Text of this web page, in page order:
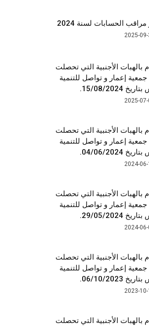
مراقب الحسابات لسنة 2024
بالهبات الأجنبية التي تحصلت
جمعية إعمار و تواصل للتنمية
15/08/2024.
بالهبات الأجنبية التي تحصلت
جمعية إعمار و تواصل للتنمية
04/06/2024.
بالهبات الأجنبية التي تحصلت
جمعية إعمار و تواصل للتنمية
29/05/2024.
بالهبات الأجنبية التي تحصلت
جمعية إعمار و تواصل للتنمية
06/10/2023.
بالهبات الأجنبية التي تحصلت